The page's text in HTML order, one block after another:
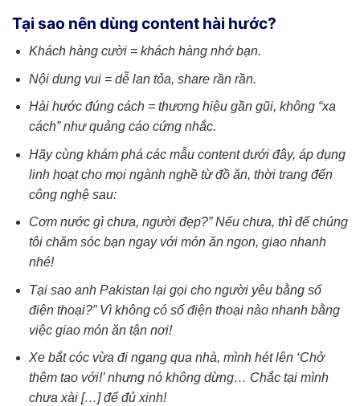
Tại sao nên dùng content hài hước?
Khách hàng cười = khách hàng nhớ bạn.
Nội dung vui = dễ lan tỏa, share rần rần.
Hài hước đúng cách = thương hiệu gần gũi, không “xa
cách” như quảng cáo cứng nhắc.
Hãy cùng khám phá các mẫu content dưới đây, áp dụng
linh hoạt cho mọi ngành nghề từ đồ ăn, thời trang đến
công nghệ sau:
Cơm nước gì chưa, người đẹp?” Nếu chưa, thì để chúng
tôi chăm sóc bạn ngay với món ăn ngon, giao nhanh
nhé!
Tại sao anh Pakistan lại gọi cho người yêu bằng số
điện thoại?” Vì không có số điện thoại nào nhanh bằng
việc giao món ăn tận nơi!
Xe bắt cóc vừa đi ngang qua nhà, mình hét lên ‘Chở
thêm tao với!’ nhưng nó không dừng… Chắc tại mình
chưa xài […] để đủ xinh!